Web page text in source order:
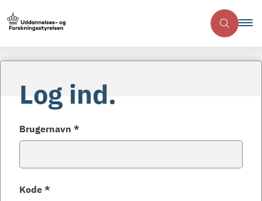
Log ind.
Brugernavn *
Kode *